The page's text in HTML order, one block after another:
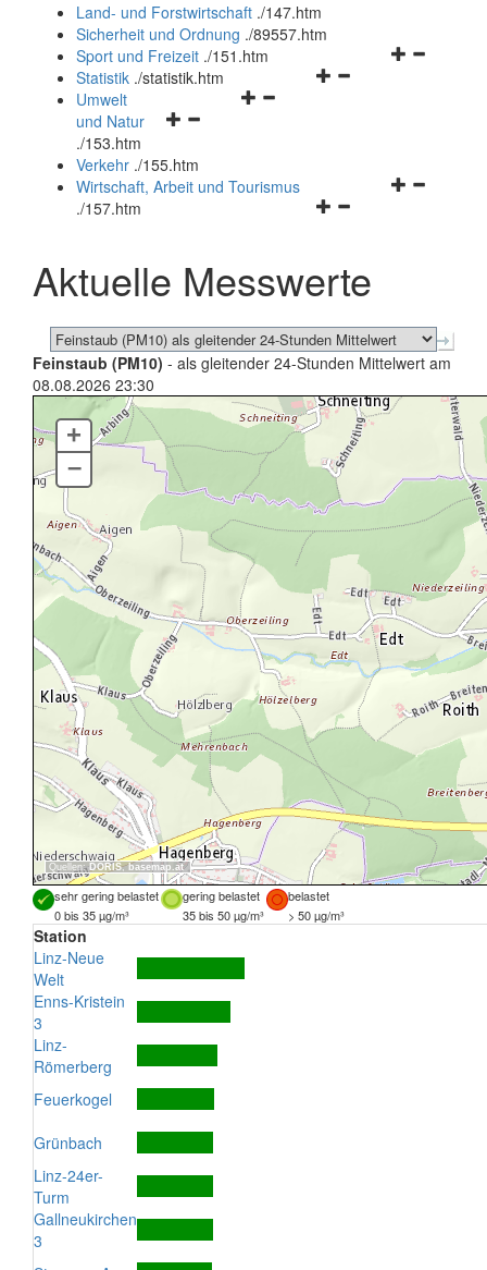
und
schließen
Land- und Forstwirtschaft ./147.htm
Sicherheit und Ordnung ./89557.htm
Navigationsmenü
Sport und Freizeit ./151.htm
Navigationsmenü
Statistik ./statistik.htm
Navigationsmenü
und
schließen
Umwelt
und Natur
./153.htm
Verkehr ./155.htm
Navigationsmenü
schließen
Wirtschaft, Arbeit und Tourismus
./157.htm
Aktuelle Messwerte
Feinstaub (PM10) - als gleitender 24-Stunden Mittelwert am
08.08.2026 23:30
Quellen: DORIS,basemap.at
+
–
sehr gering belastet gering belastet
belastet
0 bis 35 µg/m³
35 bis 50 µg/m³ > 50 µg/m³
Station
Linz-Neue
Welt
Enns-Kristein
3
Linz-
Römerberg
Feuerkogel
Grünbach
Linz-24er-
Turm
Gallneukirchen
3